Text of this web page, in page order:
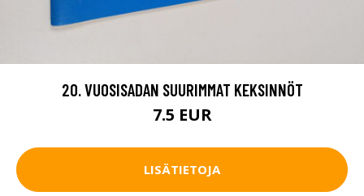
20. VUOSISADAN SUURIMMAT KEKSINNÖT
7.5 EUR
LISÄTIETOJA